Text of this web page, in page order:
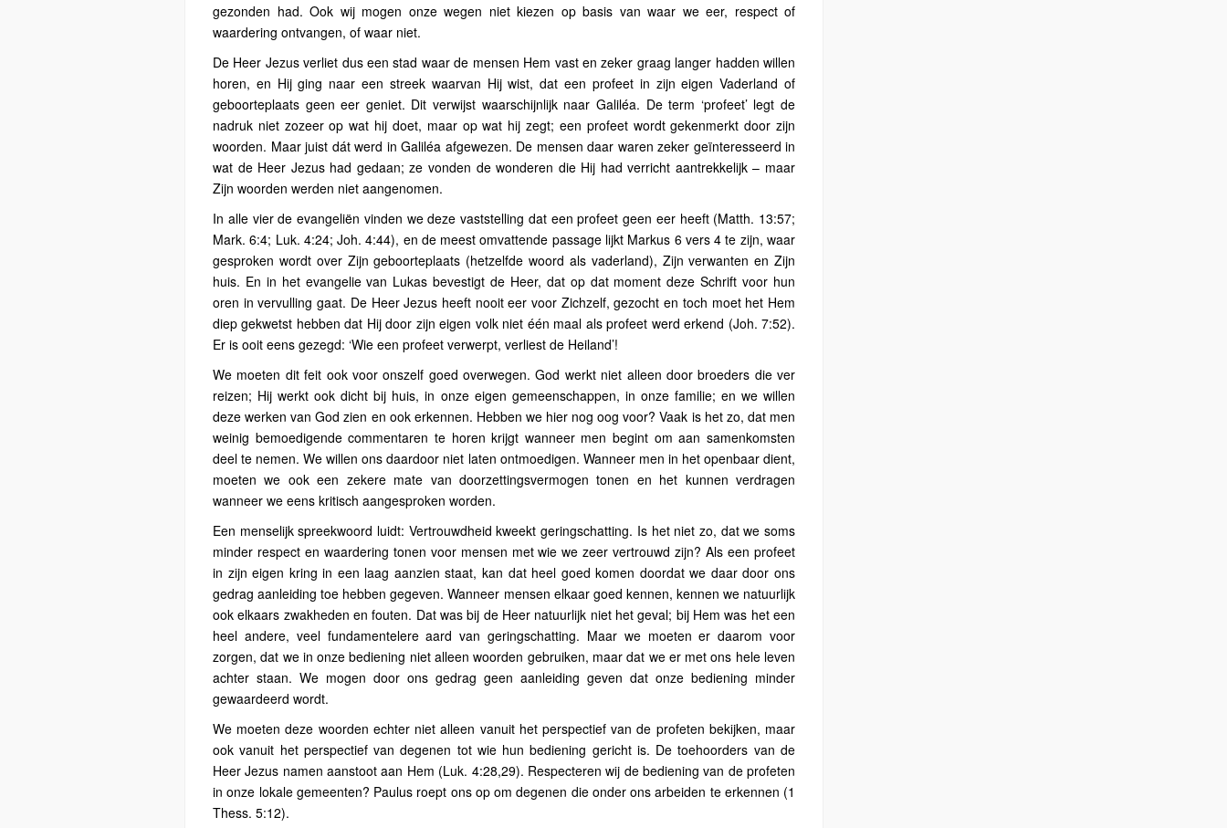
gezonden had. Ook wij mogen onze wegen niet kiezen op basis van waar we eer, respect of
waardering ontvangen, of waar niet.
De Heer Jezus verliet dus een stad waar de mensen Hem vast en zeker graag langer hadden willen
horen, en Hij ging naar een streek waarvan Hij wist, dat een profeet in zijn eigen Vaderland of
geboorteplaats geen eer geniet. Dit verwijst waarschijnlijk naar Galiléa. De term ‘profeet’ legt de
nadruk niet zozeer op wat hij doet, maar op wat hij zegt; een profeet wordt gekenmerkt door zijn
woorden. Maar juist dát werd in Galiléa afgewezen. De mensen daar waren zeker geïnteresseerd in
wat de Heer Jezus had gedaan; ze vonden de wonderen die Hij had verricht aantrekkelijk – maar
Zijn woorden werden niet aangenomen.
In alle vier de evangeliën vinden we deze vaststelling dat een profeet geen eer heeft (Matth. 13:57;
Mark. 6:4; Luk. 4:24; Joh. 4:44), en de meest omvattende passage lijkt Markus 6 vers 4 te zijn, waar
gesproken wordt over Zijn geboorteplaats (hetzelfde woord als vaderland), Zijn verwanten en Zijn
huis. En in het evangelie van Lukas bevestigt de Heer, dat op dat moment deze Schrift voor hun
oren in vervulling gaat. De Heer Jezus heeft nooit eer voor Zichzelf, gezocht en toch moet het Hem
diep gekwetst hebben dat Hij door zijn eigen volk niet één maal als profeet werd erkend (Joh. 7:52).
Er is ooit eens gezegd: ‘Wie een profeet verwerpt, verliest de Heiland’!
We moeten dit feit ook voor onszelf goed overwegen. God werkt niet alleen door broeders die ver
reizen; Hij werkt ook dicht bij huis, in onze eigen gemeenschappen, in onze familie; en we willen
deze werken van God zien en ook erkennen. Hebben we hier nog oog voor? Vaak is het zo, dat men
weinig bemoedigende commentaren te horen krijgt wanneer men begint om aan samenkomsten
deel te nemen. We willen ons daardoor niet laten ontmoedigen. Wanneer men in het openbaar dient,
moeten we ook een zekere mate van doorzettingsvermogen tonen en het kunnen verdragen
wanneer we eens kritisch aangesproken worden.
Een menselijk spreekwoord luidt: Vertrouwdheid kweekt geringschatting. Is het niet zo, dat we soms
minder respect en waardering tonen voor mensen met wie we zeer vertrouwd zijn? Als een profeet
in zijn eigen kring in een laag aanzien staat, kan dat heel goed komen doordat we daar door ons
gedrag aanleiding toe hebben gegeven. Wanneer mensen elkaar goed kennen, kennen we natuurlijk
ook elkaars zwakheden en fouten. Dat was bij de Heer natuurlijk niet het geval; bij Hem was het een
heel andere, veel fundamentelere aard van geringschatting. Maar we moeten er daarom voor
zorgen, dat we in onze bediening niet alleen woorden gebruiken, maar dat we er met ons hele leven
achter staan. We mogen door ons gedrag geen aanleiding geven dat onze bediening minder
gewaardeerd wordt.
We moeten deze woorden echter niet alleen vanuit het perspectief van de profeten bekijken, maar
ook vanuit het perspectief van degenen tot wie hun bediening gericht is. De toehoorders van de
Heer Jezus namen aanstoot aan Hem (Luk. 4:28,29). Respecteren wij de bediening van de profeten
in onze lokale gemeenten? Paulus roept ons op om degenen die onder ons arbeiden te erkennen (1
Thess. 5:12).